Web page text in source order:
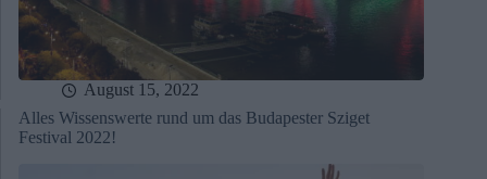
August 15, 2022
Alles Wissenswerte rund um das Budapester Sziget
Festival 2022!